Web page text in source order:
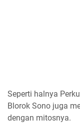
Seperti halnya
Blorok Sono juga
dengan mitosnya.